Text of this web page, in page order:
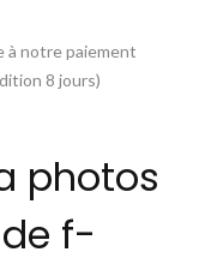
à notre paiement
8 jours)
photos
f-